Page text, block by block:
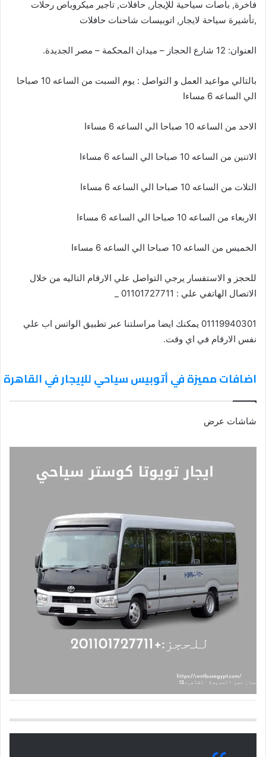
فاخرة, باصات سياحية للإيجار, حافلات, تاجير ميكروباص رحلات
,تأشيرة سياحة لايجار, اتوبيسات شاحنات حافلات
العنوان: 12 شارع الحجاز – ميدان المحكمة – مصر الجديدة.
بالتالي مواعيد العمل و التواصل : يوم السبت من الساعه 10 صباحا
الي الساعه 6 مساءا
الاحد من الساعه 10 صباحا الي الساعه 6 مساءا
الاتنين من الساعه 10 صباحا الي الساعه 6 مساءا
التلات من الساعه 10 صباحا الي الساعه 6 مساءا
الاربعاء من الساعه 10 صباحا الي الساعه 6 مساءا
الخميس من الساعه 10 صباحا الي الساعه 6 مساءا
للحجز و الاستفسار يرجي التواصل علي الارقام التاليه من خلال
الاتصال الهاتفي علي : 01101727711 _
01119940301 يمكنك ايضا مراسلتنا عبر تطبيق الواتس اب علي
نفس الارقام في اي وقت.
اضافات مميزة في أتوبيس سياحي للإيجار في القاهرة
شاشات عرض